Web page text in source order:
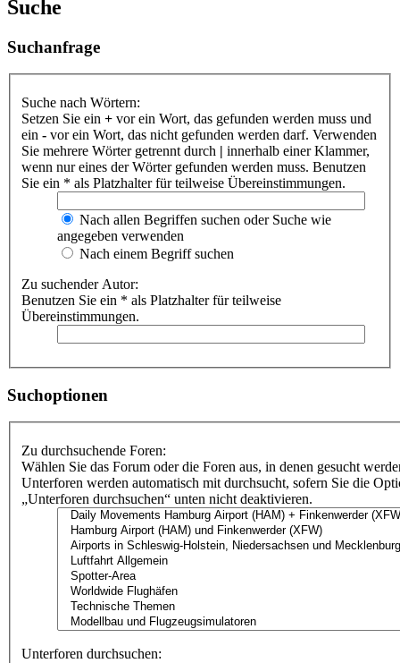
Suche
Suchanfrage
Suche nach Wörtern:
Setzen Sie ein + vor ein Wort, das gefunden werden muss und
ein - vor ein Wort, das nicht gefunden werden darf. Verwenden
Sie mehrere Wörter getrennt durch | innerhalb einer Klammer,
wenn nur eines der Wörter gefunden werden muss. Benutzen
Sie ein * als Platzhalter für teilweise Übereinstimmungen.
Nach allen Begriffen suchen oder Suche wie
angegeben verwenden
Nach einem Begriff suchen
Zu suchender Autor:
Benutzen Sie ein * als Platzhalter für teilweise
Übereinstimmungen.
Suchoptionen
Zu durchsuchende Foren:
Wählen Sie das Forum oder die Foren aus, in denen gesucht
Unterforen werden automatisch mit durchsucht, sofern Sie die
„Unterforen durchsuchen“ unten nicht deaktivieren.
Unterforen durchsuchen: